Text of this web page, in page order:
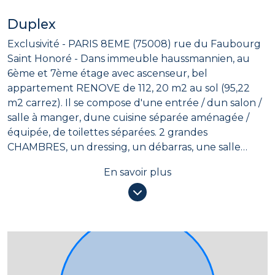
Duplex
Exclusivité - PARIS 8EME (75008) rue du Faubourg
Saint Honoré - Dans immeuble haussmannien, au
6ème et 7ème étage avec ascenseur, bel
appartement RENOVE de 112, 20 m2 au sol (95,22
m2 carrez). Il se compose d'une entrée / dun salon /
salle à manger, dune cuisine séparée aménagée /
équipée, de toilettes séparées. 2 grandes
CHAMBRES, un dressing, un débarras, une salle
calme - DPE : C / C - Habitable de suite Porte blindée
- Double vitrage - Chauffage individuel gaz - Une
transports (métros ligne 1, 2, 6, 9) et RER A < 10 min à
pied. Proximité quartier TERNES / PLACE DE
En savoir plus